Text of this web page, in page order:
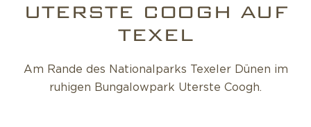
UTERSTE COOGH AUF
TEXEL
Am Rande des Nationalparks Texeler Dünen im
ruhigen Bungalowpark Uterste Coogh.